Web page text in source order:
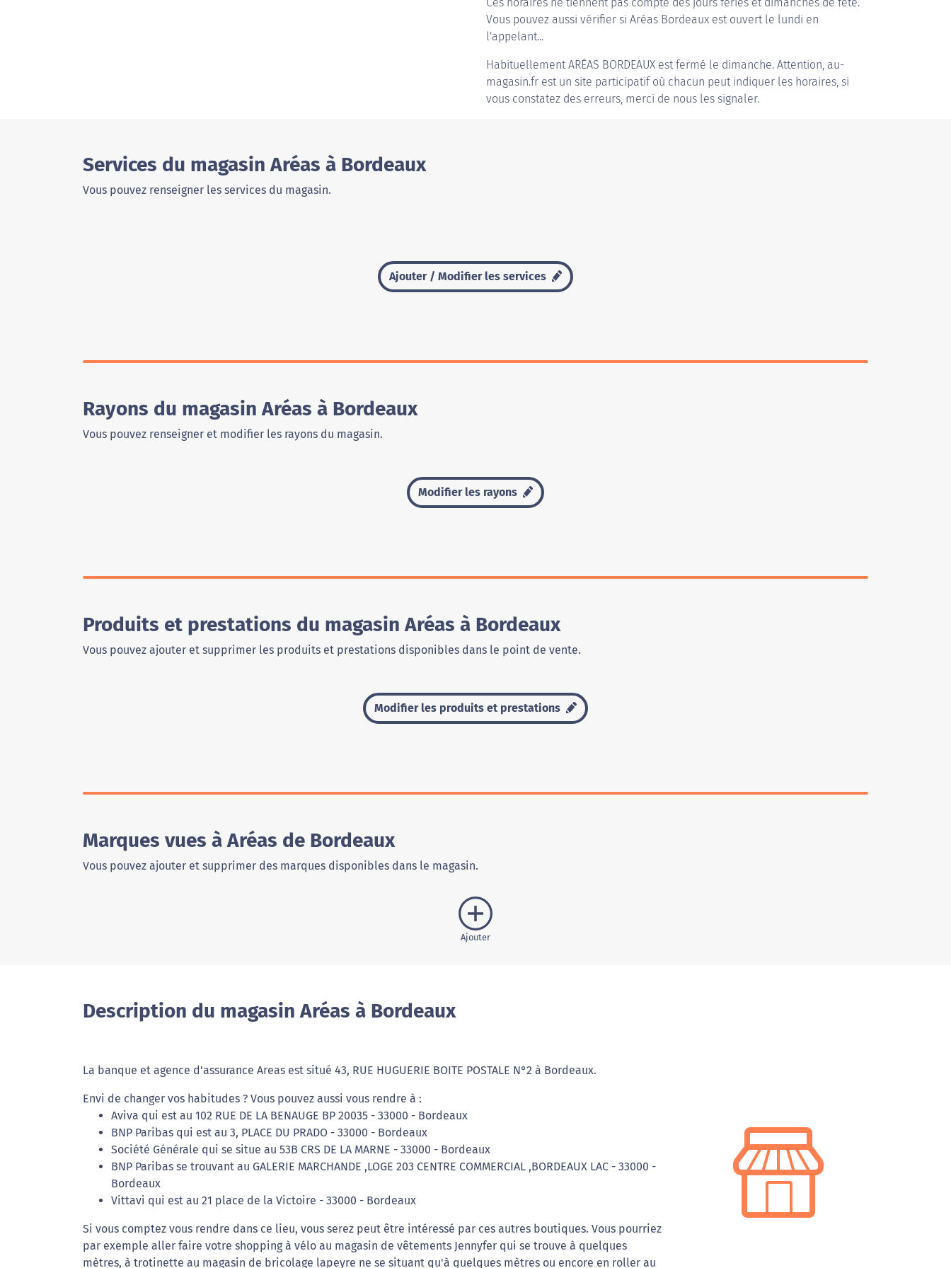
Vous pouvez aussi vérifier si Aréas Bordeaux est ouvert le lundi en
l'appelant...
HabituellementARÉAS BORDEAUX est fermé le dimanche. Attention, au-
magasin.fr est un site participatif où chacun peut indiquer les horaires, si
vous constatez des erreurs, merci de nous les signaler.
Services du magasin Aréas à Bordeaux
Vous pouvez renseigner les services du magasin.
Ajouter / Modifier les services
Rayons du magasin Aréas à Bordeaux
Vous pouvez renseigner et modifier les rayons du magasin.
Modifier les rayons
Produits et prestations du magasin Aréas à Bordeaux
Vous pouvez ajouter et supprimer les produits et prestations disponibles dans le point de vente.
Modifier les produits et prestations
Marques vues à Aréas de Bordeaux
Vous pouvez ajouter et supprimer des marques disponibles dans le magasin.
Ajouter
Description du magasin Aréas à Bordeaux
La banque et agence d'assurance Areas est situé 43, RUE HUGUERIE BOITE POSTALE N°2 à Bordeaux.
Envi de changer vos habitudes ? Vous pouvez aussi vous rendre à :
Aviva qui est au 102 RUE DE LA BENAUGE BP 20035 - 33000 - Bordeaux
BNP Paribas qui est au 3, PLACE DU PRADO - 33000 - Bordeaux
Société Générale qui se situe au 53B CRS DE LA MARNE - 33000 - Bordeaux
BNP Paribas se trouvant au GALERIE MARCHANDE ,LOGE 203 CENTRE COMMERCIAL ,BORDEAUX LAC - 33000 -
Bordeaux
Vittavi qui est au 21 place de la Victoire - 33000 - Bordeaux
Si vous comptez vous rendre dans ce lieu, vous serez peut être intéressé par ces autres boutiques. Vous pourriez
par exemple aller faire votre shopping à vélo au magasin de vêtements Jennyfer qui se trouve à quelques
mètres, à trotinette au magasin de bricolage lapeyre ne se situant qu'à quelques mètres ou encore en roller au